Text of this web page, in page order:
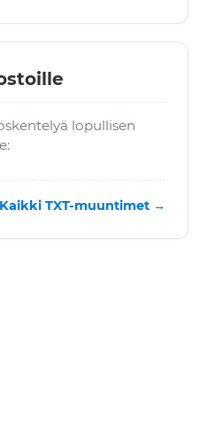
lopullisen
Kaikki TXT-muuntimet →